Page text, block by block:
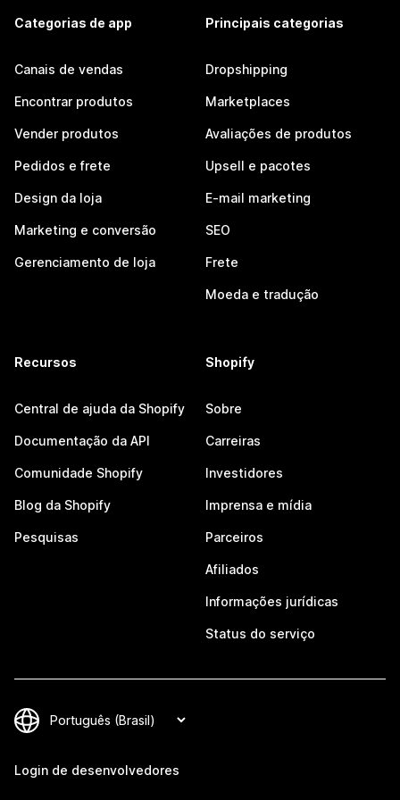
Categorias de app
Canais de vendas
Encontrar produtos
Vender produtos
Pedidos e frete
Design da loja
Marketing e conversão
Gerenciamento de loja
Principais categorias
Dropshipping
Marketplaces
Avaliações de produtos
Upsell e pacotes
E-mail marketing
SEO
Frete
Moeda e tradução
Recursos
Central de ajuda da Shopify
Documentação da API
Comunidade Shopify
Blog da Shopify
Pesquisas
Shopify
Sobre
Carreiras
Investidores
Imprensa e mídia
Parceiros
Afiliados
Informações jurídicas
Status do serviço
Login de desenvolvedores